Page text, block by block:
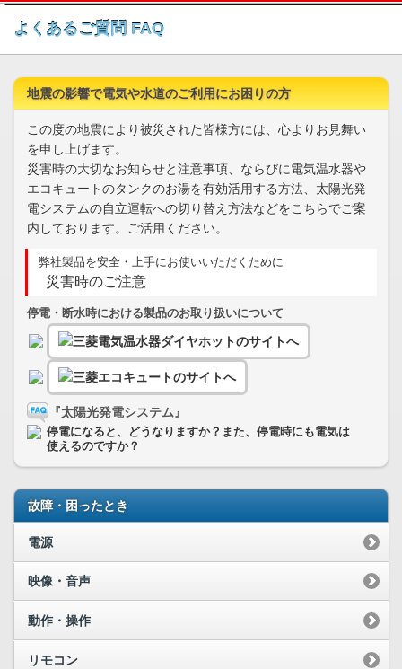
このページの本文へ
よくあるご質問 FAQ
地震の影響で電気や水道のご利用にお困りの方
この度の地震により被災された皆様方には、心よりお見舞い
を申し上げます。
災害時の大切なお知らせと注意事項、ならびに電気温水器や
エコキュートのタンクのお湯を有効活用する方法、太陽光発
電システムの自立運転への切り替え方法などをこちらでご案
内しております。ご活用ください。
弊社製品を安全・上手にお使いいただくために
災害時のご注意
停電・断水時における製品のお取り扱いについて
『太陽光発電システム』
停電になると、どうなりますか？また、停電時にも電気は
使えるのですか？
故障・困ったとき
電源
映像・音声
動作・操作
リモコン